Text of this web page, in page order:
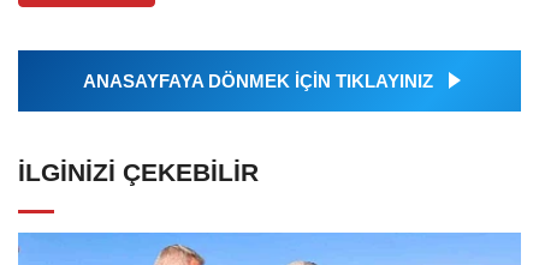
ANASAYFAYA DÖNMEK İÇİN TIKLAYINIZ
İLGINIZI ÇEKEBILIR